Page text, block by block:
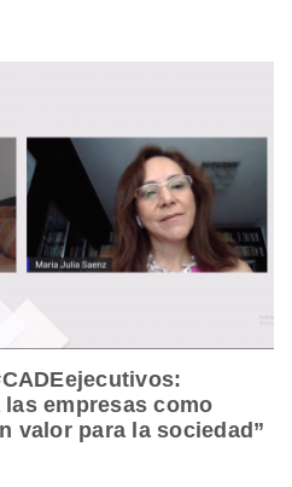
las empresas como
valor para la sociedad”